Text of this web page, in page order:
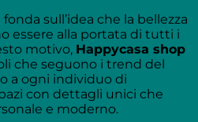
sull’idea che la bellezza
essere alla portata di tutti i
motivo, Happycasa shop
che seguono i trend del
a ogni individuo di
con dettagli unici che
e moderno.